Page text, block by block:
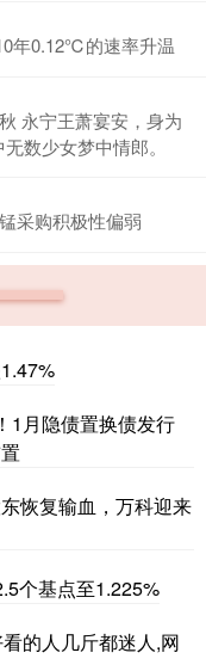
年0.12℃的速率升温
永宁王萧宴安，身为
数少女梦中情郎。
采购积极性偏弱
1月隐债置换债发行
恢复输血，万科迎来
个基点至1.225%
的人几斤都迷人,网